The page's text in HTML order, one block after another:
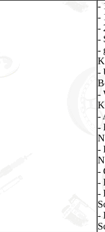
-
-
-
-
-
-
-
-
-
-
-
-
-
-